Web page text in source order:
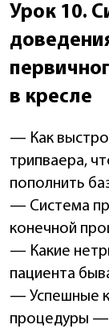
Урок 10.
в кресле
— Как
трипваера,
пополнить
— Система
конечной
— Какие
пациента
— Успешные
процедуры —